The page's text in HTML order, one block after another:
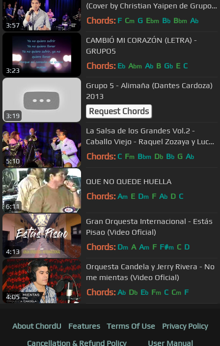
3:57
(Cover by Christian Yaipen de Grupo
5)
Chords: F Cm G Ebm Bb Bbm Ab
3:23
CAMBIÓ MI CORAZÓN (LETRA) -
GRUPO5
Chords: Eb Abm Ab B Gb E C
3:19
Grupo 5 - Alimaña (Dantes Cardoza)
2013
Request Chords
5:10
La Salsa de los Grandes Vol.2 -
Caballo Viejo - Raquel Zozaya y Lucho
Florez
Chords: C Fm Bbm Db Bb G Ab
6:11
QUE NO QUEDE HUELLA
Chords: Am E Dm F Ab D C
4:13
Gran Orquesta Internacional - Estás
Pisao (Video Oficial)
Chords: Dm A Am F F#m C D
4:05
Orquesta Candela y Jerry Rivera - No
me mientas (Video Oficial)
Chords: Ab Db Eb Fm C Cm F
About ChordU Features Terms Of Use
Privacy Policy
Cancellation & Refund Policy
User Manual